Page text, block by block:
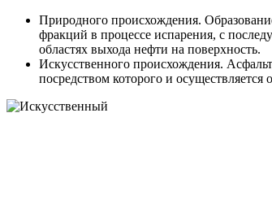
Природного происхождения.
фракций в процессе испарения, с
областях выхода нефти на поверхность.
Искусственного происхождения.
посредством которого и осуществляется